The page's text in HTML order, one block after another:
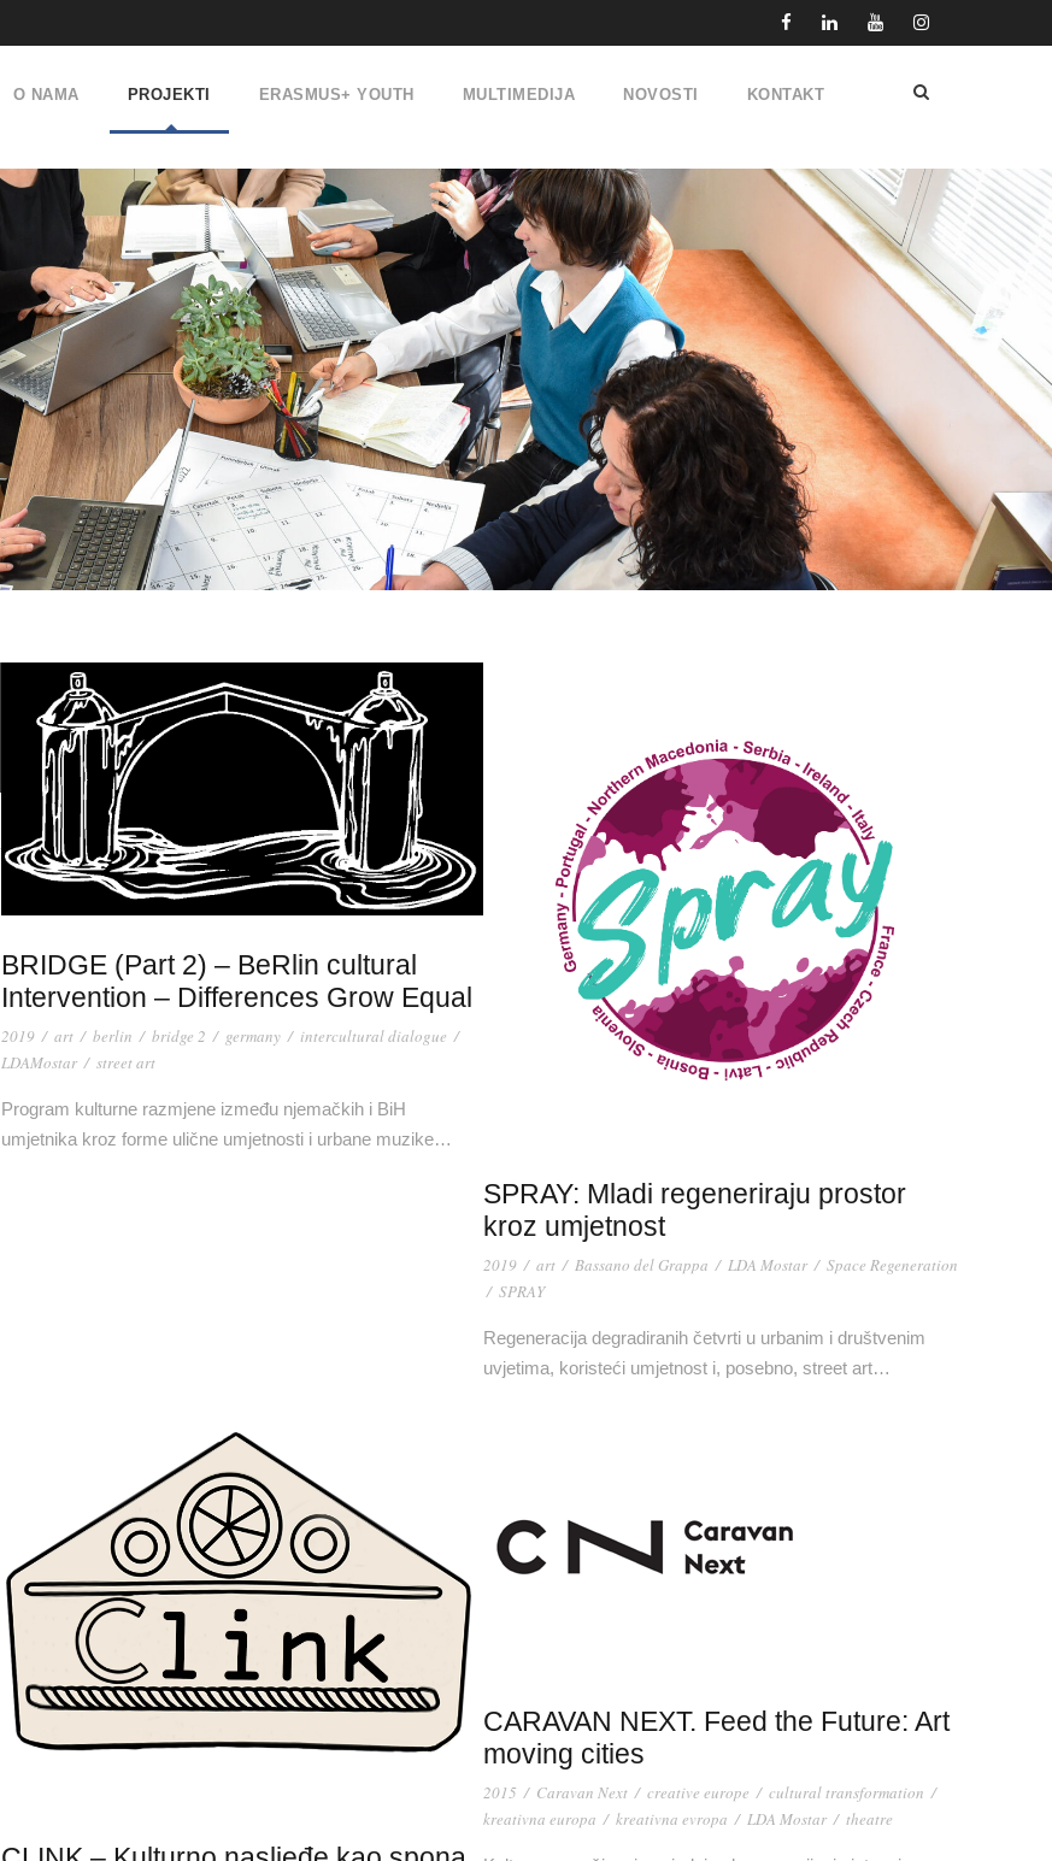
O NAMA PROJEKTI ERASMUS+ YOUTH MULTIMEDIJA NOVOSTI KONTAKT
BRIDGE (Part 2) – BeRlin cultural
Intervention – Differences Grow Equal
2019 / art / berlin / bridge 2 / germany / intercultural dialogue /
LDAMostar / street art
Program kulturne razmjene između njemačkih i BiH
umjetnika kroz forme ulične umjetnosti i urbane muzike…
SPRAY: Mladi regeneriraju prostor
kroz umjetnost
2019 / art / Bassano del Grappa / LDA Mostar / Space Regeneration
/ SPRAY
Regeneracija degradiranih četvrti u urbanim i društvenim
uvjetima, koristeći umjetnost i, posebno, street art…
CARAVAN NEXT. Feed the Future: Art
moving cities
2015 / Caravan Next / creative europe / cultural transformation /
kreativna europa / kreativna evropa / LDA Mostar / theatre